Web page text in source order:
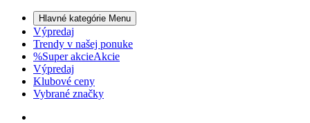
Hlavné kategórie Menu
Výpredaj
Trendy v našej ponuke
%Super akcieAkcie
Výpredaj
Klubové ceny
Vybrané značky